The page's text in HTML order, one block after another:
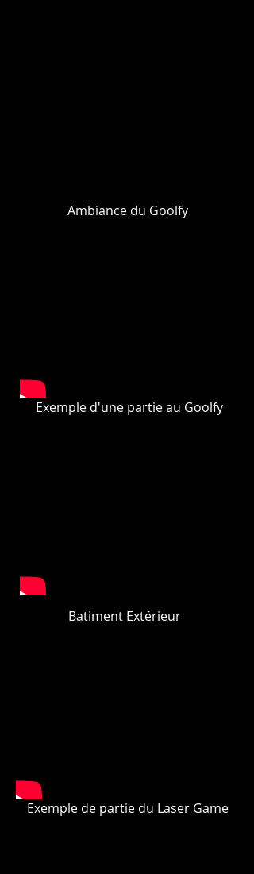
Ambiance du Goolfy
Exemple d'une partie au Goolfy
Batiment Extérieur
Exemple de partie du Laser Game